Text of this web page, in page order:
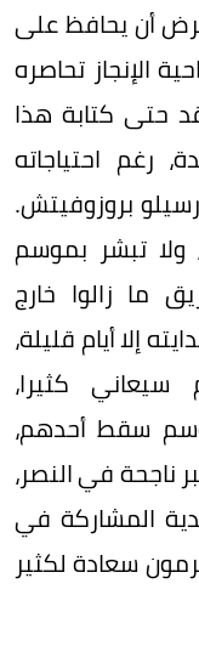
أن يحافظ على
الإنجاز تحاصره
حتى كتابة هذا
رغم احتياجاته
بروزوفيتش.
ولا تبشر بموسم
ما زالوا خارج
إلا أيام قليلة،
كثيرا،
سقط أحدهم،
ناجحة في النصر،
المشاركة في
سعادة لكثير